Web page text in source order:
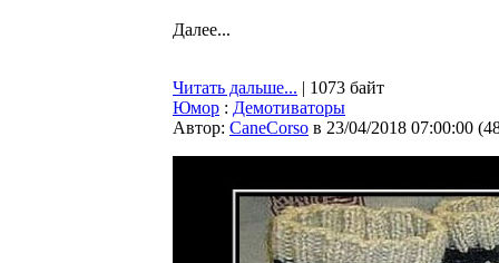
Далее...
Читать дальше... | 1073 байт
Юмор : Демотиваторы
Автор: CaneCorso в 23/04/2018 07:00:00 (